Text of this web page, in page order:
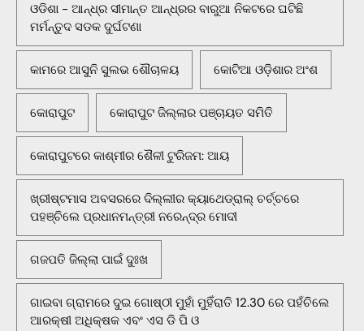
ଓଡିଶା - ଆନ୍ଧ୍ର ସୀମାନ୍ତ ଆନ୍ଧ୍ରର ବାରୁଆ ନିକଟରେ ଘଟିଛି
ମର୍ମନ୍ତୁଦ ସଡକ ଦୁର୍ଘଟଣା
କାମରେ ଆସୁନି ସୁଲଭ ଶୌଚାଳୟ କୋଟିଆ ଓଡ଼ିଶାର ଅଂଶ
କୋରାପୁଟ କୋରାପୁଟ ଜିଲ୍ଲାର ପଞ୍ଚାୟତ ସମିତି
କୋରାପୁଟରେ କାଶ୍ମୀର ଶୈଳୀ ଟୁରିଜମ: ଆୟ
ଖ୍ରୀଷ୍ଟମାସ ଅବସରରେ ଦିଲ୍ଲୀର କ୍ୟାଥେଡ୍ରାଲ୍ ଚର୍ଚ୍ଚରେ
ପହଞ୍ଚିଲେ ପ୍ରଧାନମନ୍ତ୍ରୀ ନରେନ୍ଦ୍ର ମୋଦୀ
ଗଜପତି ଜିଲ୍ଲା ପାଇଁ ଦୁଃଖ
ଗାଇବା ଗ୍ରାମରେ ଦୁଇ ଗୋଷ୍ଠୀ ମୁହାଁ ମୁହିଁରାତି 12.30 ରେ ପହଁଚିଲେ
ଆରକ୍ଷୀ ଅଧିକ୍ଷକ ଏବଂ ଏସ ଡି ପି ଓ